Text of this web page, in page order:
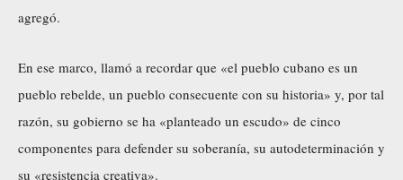
agregó.
En ese marco, llamó a recordar que «el pueblo cubano es un
pueblo rebelde, un pueblo consecuente con su historia» y, por tal
razón, su gobierno se ha «planteado un escudo» de cinco
componentes para defender su soberanía, su autodeterminación y
su «resistencia creativa».